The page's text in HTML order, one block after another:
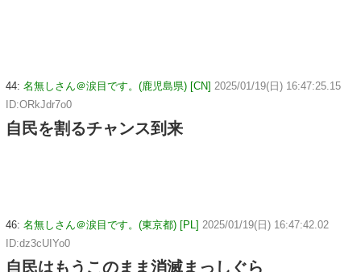
44: 名無しさん＠涙目です。(鹿児島県) [CN] 2025/01/19(日) 16:47:25.15
ID:ORkJdr7o0
自民を割るチャンス到来
46: 名無しさん＠涙目です。(東京都) [PL] 2025/01/19(日) 16:47:42.02
ID:dz3cUIYo0
自民はもうこのまま消滅まっしぐら